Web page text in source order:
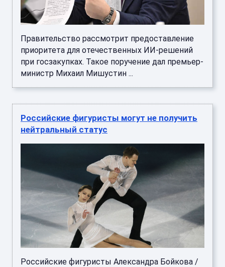
Правительство рассмотрит предоставление
приоритета для отечественных ИИ-решений
при госзакупках. Такое поручение дал премьер-
министр Михаил Мишустин ...
Российские фигуристы могут не получить
нейтральный статус
Российские фигуристы Александра Бойкова /